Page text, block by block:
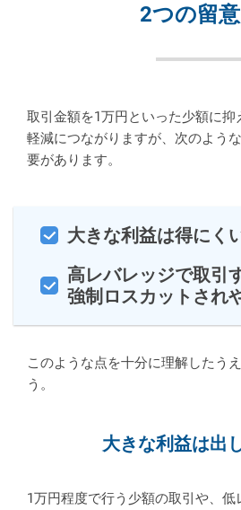
2つの留
取引金額を1万円といった少額に
軽減につながりますが、次のよう
要があります。
大きな利益は得にく
高レバレッジで取引
強制ロスカットされ
このような点を十分に理解したう
う。
大きな利益は出
1万円程度で行う少額の取引や、